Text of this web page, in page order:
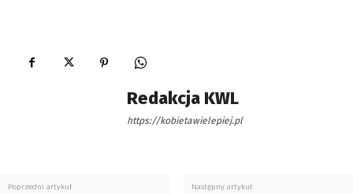
Redakcja KWL
https://kobietawielepiej.pl
Poprzedni artykuł Następny artykuł